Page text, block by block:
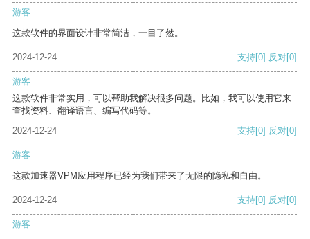
游客
这款软件的界面设计非常简洁，一目了然。
2024-12-24 支持[0] 反对[0]
游客
这款软件非常实用，可以帮助我解决很多问题。比如，我可以使用它来
查找资料、翻译语言、编写代码等。
2024-12-24
支持[0] 反对[0]
游客
这款加速器VPM应用程序已经为我们带来了无限的隐私和自由。
2024-12-24 支持[0] 反对[0]
游客